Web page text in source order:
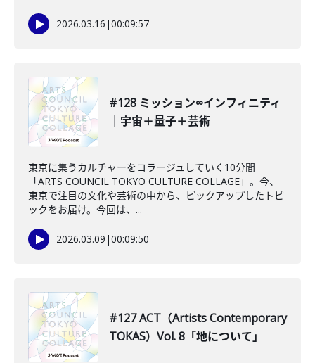
2026.03.16 |00:09:57
#128 ミッション∞インフィニティ
｜宇宙＋量子＋芸術
東京に集うカルチャーをコラージュしていく10分間
「ARTS COUNCIL TOKYO CULTURE COLLAGE」。今、
東京で注目の文化や芸術の中から、ピックアップしたトピ
ックをお届け。今回は、...
2026.03.09 |00:09:50
#127 ACT（Artists Contemporary
TOKAS）Vol. 8「地について」